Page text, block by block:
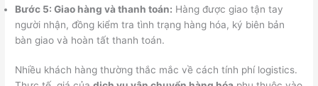
Bước 5: Giao hàng và thanh toán: Hàng được giao tận tay
người nhận, đồng kiểm tra tình trạng hàng hóa, ký biên bản
bàn giao và hoàn tất thanh toán.
Nhiều khách hàng thường thắc mắc về cách tính phí logistics.